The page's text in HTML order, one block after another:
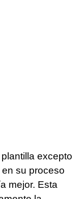
excepto
su proceso
mejor. Esta